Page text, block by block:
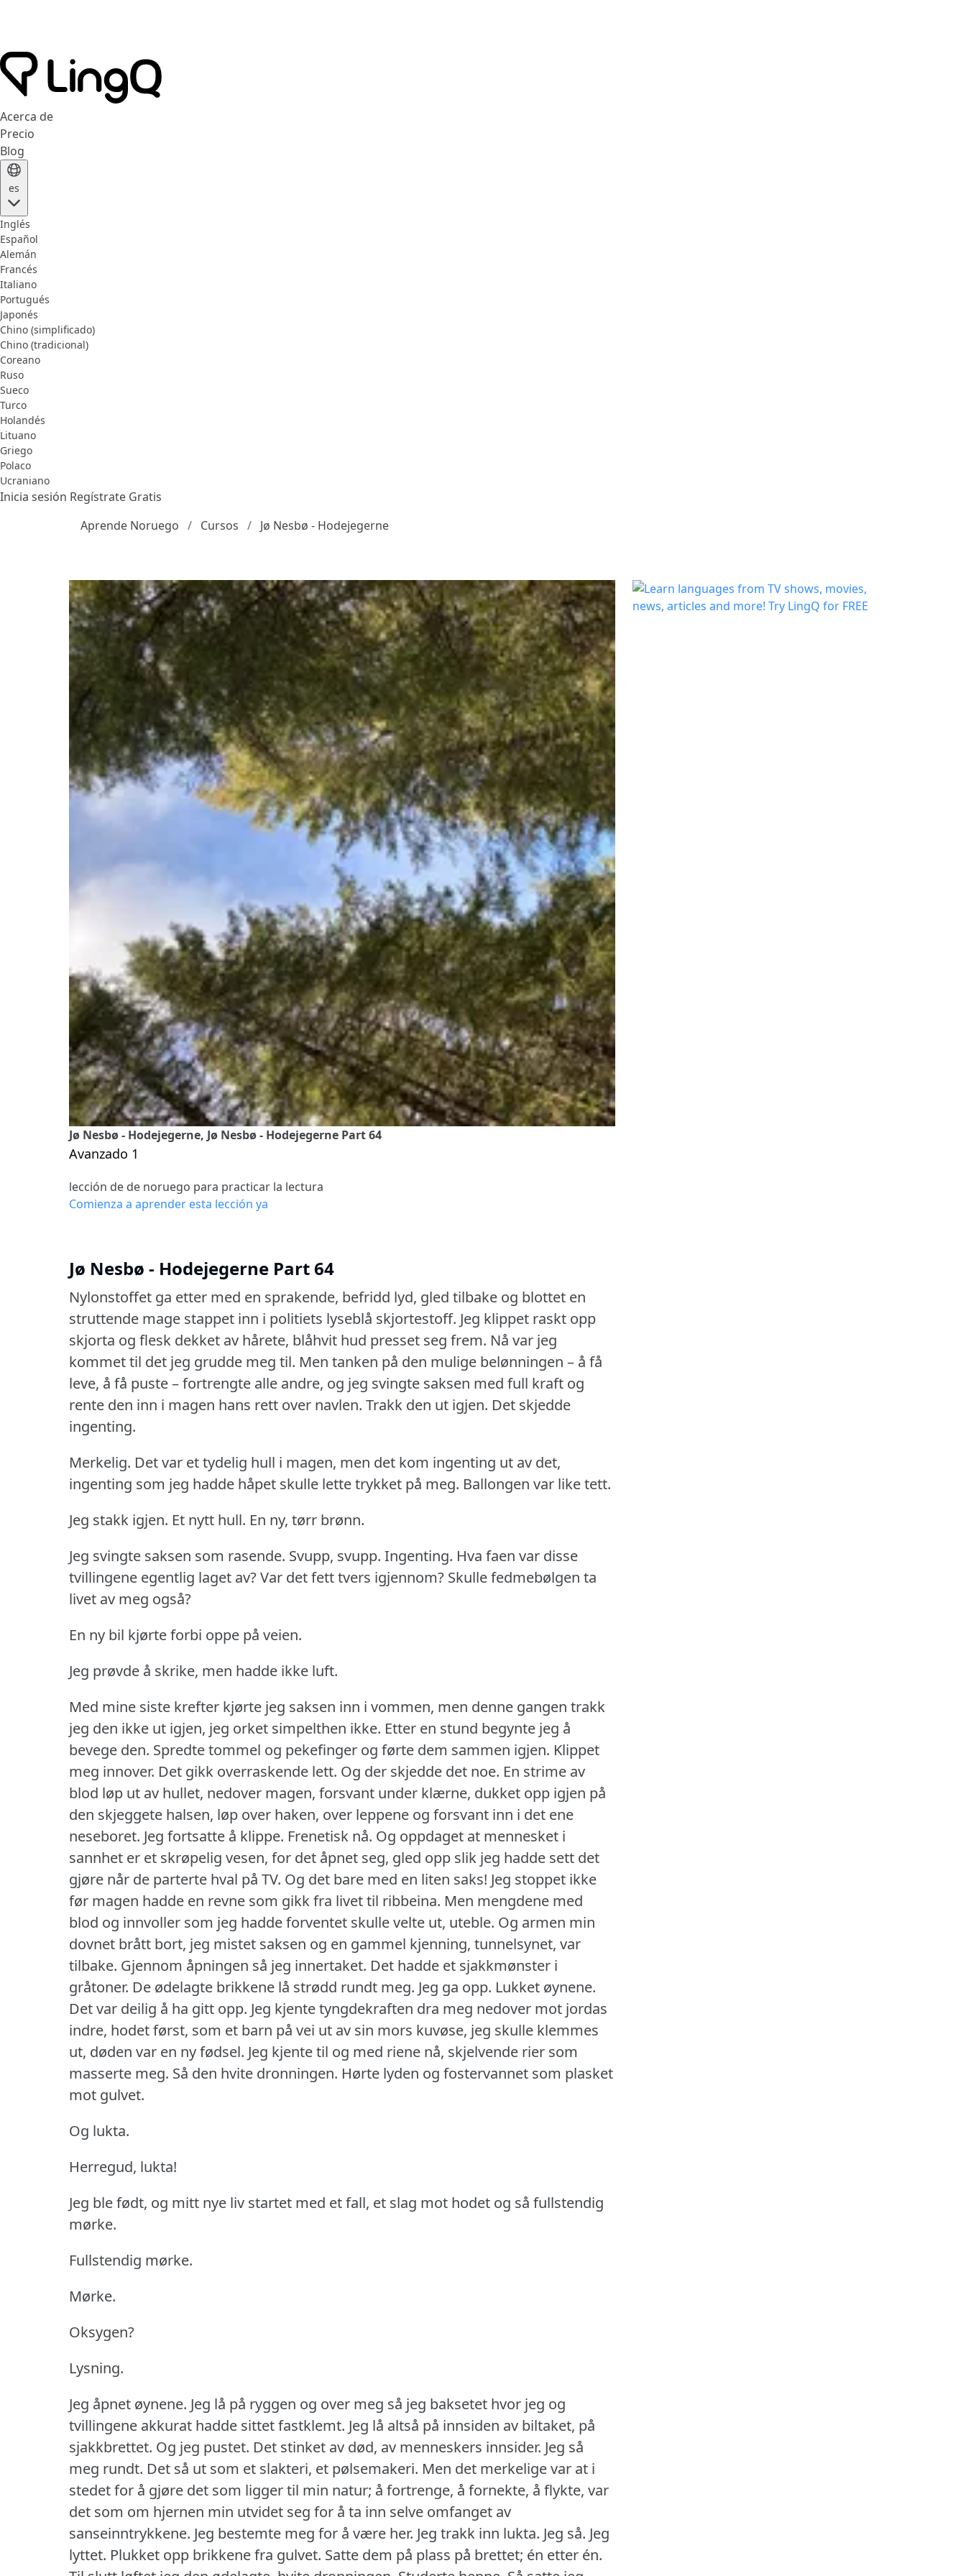
Acerca de
Precio
Blog
es
Inglés
Español
Alemán
Francés
Italiano
Portugués
Japonés
Chino (simplificado)
Chino (tradicional)
Coreano
Ruso
Sueco
Turco
Holandés
Lituano
Griego
Polaco
Ucraniano
Inicia sesión Regístrate Gratis
Aprende Noruego
Cursos Jø Nesbø - Hodejegerne
Jø Nesbø - Hodejegerne, Jø Nesbø - Hodejegerne Part 64
Avanzado 1
lección de de noruego para practicar la lectura
Comienza a aprender esta lección ya
Jø Nesbø - Hodejegerne Part 64
Nylonstoffet ga etter med en sprakende, befridd lyd, gled tilbake og blottet en
struttende mage stappet inn i politiets lyseblå skjortestoff. Jeg klippet raskt opp
skjorta og flesk dekket av hårete, blåhvit hud presset seg frem. Nå var jeg
kommet til det jeg grudde meg til. Men tanken på den mulige belønningen – å få
leve, å få puste – fortrengte alle andre, og jeg svingte saksen med full kraft og
rente den inn i magen hans rett over navlen. Trakk den ut igjen. Det skjedde
ingenting.
Merkelig. Det var et tydelig hull i magen, men det kom ingenting ut av det,
ingenting som jeg hadde håpet skulle lette trykket på meg. Ballongen var like tett.
Jeg stakk igjen. Et nytt hull. En ny, tørr brønn.
Jeg svingte saksen som rasende. Svupp, svupp. Ingenting. Hva faen var disse
tvillingene egentlig laget av?Var det fett tvers igjennom? Skulle fedmebølgen ta
livet av meg også?
En ny bil kjørte forbi oppe på veien.
Jeg prøvde å skrike, men hadde ikke luft.
Med mine siste krefter kjørte jeg saksen inn i vommen, men denne gangen trakk
jeg den ikke ut igjen, jeg orket simpelthen ikke. Etter en stund begynte jeg å
bevege den. Spredte tommel og pekefinger og førte dem sammen igjen. Klippet
meg innover. Det gikk overraskende lett. Og der skjedde det noe. En strime av
blod løp ut av hullet, nedover magen, forsvant under klærne, dukket opp igjen på
den skjeggete halsen, løp over haken, over leppene og forsvant inn i det ene
neseboret. Jeg fortsatte å klippe. Frenetisk nå. Og oppdaget at mennesket i
sannhet er et skrøpelig vesen, for det åpnet seg, gled opp slik jeg hadde sett det
gjøre når de parterte hval på TV. Og det bare med en liten saks! Jeg stoppet ikke
før magen hadde en revne som gikk fra livet til ribbeina. Men mengdene med
blod og innvoller som jeg hadde forventet skulle velte ut, uteble. Og armen min
dovnet brått bort, jeg mistet saksen og en gammel kjenning, tunnelsynet, var
tilbake. Gjennom åpningen så jeg innertaket. Det hadde et sjakkmønster i
gråtoner. De ødelagte brikkene lå strødd rundt meg. Jeg ga opp. Lukket øynene.
Det var deilig å ha gitt opp. Jeg kjente tyngdekraften dra meg nedover mot jordas
indre, hodet først, som et barn på vei ut av sin mors kuvøse, jeg skulle klemmes
ut, døden var en ny fødsel. Jeg kjente til og med riene nå, skjelvende rier som
masserte meg. Så den hvite dronningen. Hørte lyden og fostervannet som plasket
mot gulvet.
Og lukta.
Herregud, lukta!
Jeg ble født, og mitt nye liv startet med et fall, et slag mot hodet og så fullstendig
mørke.
Fullstendig mørke.
Mørke.
Oksygen?
Lysning.
Jeg åpnet øynene. Jeg lå på ryggen og over meg så jeg baksetet hvor jeg og
tvillingene akkurat hadde sittet fastklemt. Jeg lå altså på innsiden av biltaket, på
sjakkbrettet. Og jeg pustet. Det stinket av død, av menneskers innsider. Jeg så
meg rundt. Det så ut som et slakteri, et pølsemakeri. Men det merkelige var at i
stedet for å gjøre det som ligger til min natur; å fortrenge, å fornekte, å flykte, var
det som om hjernen min utvidet seg for å ta inn selve omfanget av
sanseinntrykkene. Jeg bestemte meg for å være her. Jeg trakk inn lukta. Jeg så. Jeg
lyttet. Plukket opp brikkene fra gulvet. Satte dem på plass på brettet; én etter én.